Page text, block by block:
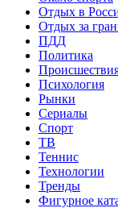
Отдых в
Отдых за
ПДД
Политика
Психология
Рынки
Сериалы
Спорт
ТВ
Теннис
Технологии
Тренды
Фигурное